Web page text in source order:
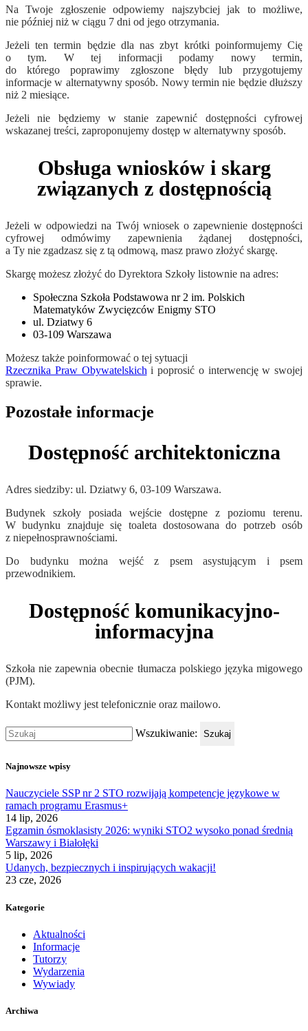
Na Twoje zgłoszenie odpowiemy najszybciej jak to możliwe,
nie później niż w ciągu 7 dni od jego otrzymania.
Jeżeli ten termin będzie dla nas zbyt krótki poinformujemy Cię
o tym. W tej informacji podamy nowy termin,
do którego poprawimy zgłoszone błędy lub przygotujemy
informacje w alternatywny sposób. Nowy termin nie będzie dłuższy
niż 2 miesiące.
Jeżeli nie będziemy w stanie zapewnić dostępności cyfrowej
wskazanej treści, zaproponujemy dostęp w alternatywny sposób.
Obsługa wniosków i skarg
związanych z dostępnością
Jeżeli w odpowiedzi na Twój wniosek o zapewnienie dostępności
cyfrowej odmówimy zapewnienia żądanej dostępności,
a Ty nie zgadzasz się z tą odmową, masz prawo złożyć skargę.
Skargę możesz złożyć do Dyrektora Szkoły listownie na adres:
Społeczna Szkoła Podstawowa nr 2 im. Polskich
Matematyków Zwycięzców Enigmy STO
ul. Dziatwy 6
03-109 Warszawa
Możesz także poinformować o tej sytuacji
Rzecznika Praw Obywatelskich i poprosić o interwencję w swojej
sprawie.
Pozostałe informacje
Dostępność architektoniczna
Adres siedziby: ul. Dziatwy 6, 03-109 Warszawa.
Budynek szkoły posiada wejście dostępne z poziomu terenu.
W budynku znajduje się toaleta dostosowana do potrzeb osób
z niepełnosprawnościami.
Do budynku można wejść z psem asystującym i psem
przewodnikiem.
Dostępność komunikacyjno-
informacyjna
Szkoła nie zapewnia obecnie tłumacza polskiego języka migowego
(PJM).
Kontakt możliwy jest telefonicznie oraz mailowo.
Wszukiwanie: Szukaj
Najnowsze wpisy
Nauczyciele SSP nr 2 STO rozwijają kompetencje językowe w
ramach programu Erasmus+
14 lip, 2026
Egzamin ósmoklasisty 2026: wyniki STO2 wysoko ponad średnią
Warszawy i Białołęki
5 lip, 2026
Udanych, bezpiecznych i inspirujących wakacji!
23 cze, 2026
Kategorie
Aktualności
Informacje
Tutorzy
Wydarzenia
Wywiady
Archiwa